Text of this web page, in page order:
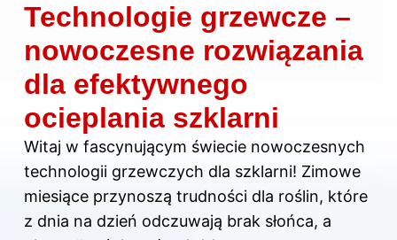
Technologie grzewcze –
nowoczesne rozwiązania
dla efektywnego
ocieplania szklarni
Witaj w fascynującym świecie nowoczesnych
technologii grzewczych dla szklarni! Zimowe
miesiące przynoszą trudności dla roślin, które
z dnia na dzień odczuwają brak słońca, a